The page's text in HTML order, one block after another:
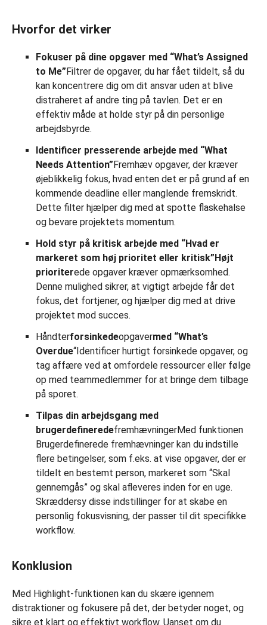
Hvorfor det virker
Fokuser på dine opgaver med “What’s Assigned
to Me”Filtrer de opgaver, du har fået tildelt, så du
kan koncentrere dig om dit ansvar uden at blive
distraheret af andre ting på tavlen. Det er en
effektiv måde at holde styr på din personlige
arbejdsbyrde.
Identificer presserende arbejde med “What
Needs Attention”Fremhæv opgaver, der kræver
øjeblikkelig fokus, hvad enten det er på grund af en
kommende deadline eller manglende fremskridt.
Dette filter hjælper dig med at spotte flaskehalse
og bevare projektets momentum.
Hold styr på kritisk arbejde med “Hvad er
markeret som høj prioritet eller kritisk”Højt
prioriterede opgaver kræver opmærksomhed.
Denne mulighed sikrer, at vigtigt arbejde får det
fokus, det fortjener, og hjælper dig med at drive
projektet mod succes.
Håndterforsinkedeopgavermed “What’s
Overdue“Identificer hurtigt forsinkede opgaver, og
tag affære ved at omfordele ressourcer eller følge
op med teammedlemmer for at bringe dem tilbage
på sporet.
Tilpas din arbejdsgang med
brugerdefineredefremhævningerMed funktionen
Brugerdefinerede fremhævninger kan du indstille
flere betingelser, som f.eks. at vise opgaver, der er
tildelt en bestemt person, markeret som “Skal
gennemgås” og skal afleveres inden for en uge.
Skræddersy disse indstillinger for at skabe en
personlig fokusvisning, der passer til dit specifikke
workflow.
Konklusion
Med Highlight-funktionen kan du skære igennem
distraktioner og fokusere på det, der betyder noget, og
sikre et klart og effektivt workflow. Uanset om du